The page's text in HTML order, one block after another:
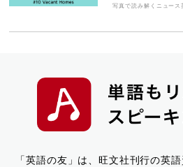
写真で読み解くニュース
「英語の友」は、旺文社刊行の英